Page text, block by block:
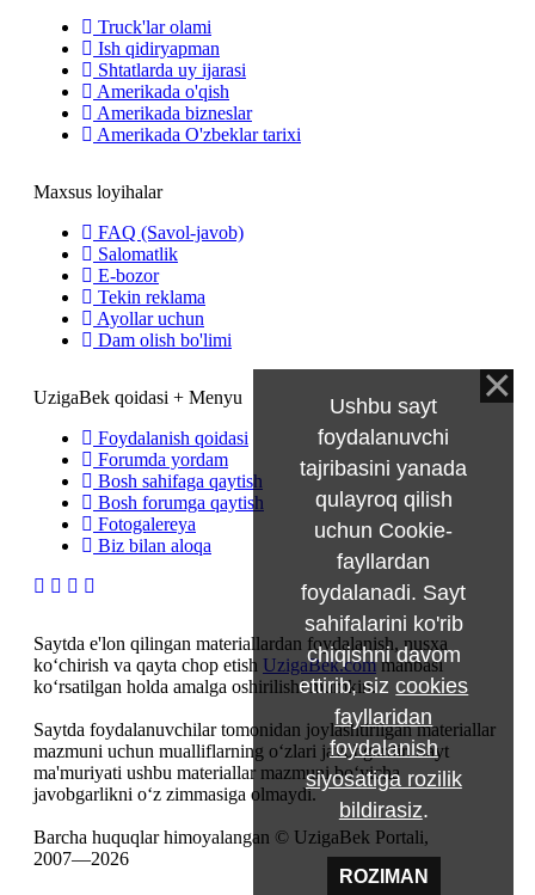
Truck'lar olami
Ish qidiryapman
Shtatlarda uy ijarasi
Amerikada o'qish
Amerikada bizneslar
Amerikada O'zbeklar tarixi
Maxsus loyihalar
FAQ (Savol-javob)
Salomatlik
E-bozor
Tekin reklama
Ayollar uchun
Dam olish bo'limi
UzigaBek qoidasi + Menyu
Foydalanish qoidasi
Forumda yordam
Bosh sahifaga qaytish
Bosh forumga qaytish
Fotogalereya
Biz bilan aloqa
Saytda e'lon qilingan materiallardan foydalanish, nusxa
ko‘chirish va qayta chop etish UzigaBek.commanbasi
ko‘rsatilgan holda amalga oshirilishi mumkin.
Saytda foydalanuvchilar tomonidan joylashtirilgan materiallar
mazmuni uchun mualliflarning o‘zlari javobgardir. Sayt
ma'muriyati ushbu materiallar mazmuni bo‘yicha
javobgarlikni o‘z zimmasiga olmaydi.
Barcha huquqlar himoyalangan © UzigaBek Portali,
2007—2026
Ushbu sayt
foydalanuvchi
tajribasini yanada
qulayroq qilish
uchun Cookie-
fayllardan
foydalanadi. Sayt
sahifalarini ko'rib
chiqishni davom
ettirib, sizcookies
fayllaridan
foydalanish
siyosatiga rozilik
bildirasiz.
ROZIMAN